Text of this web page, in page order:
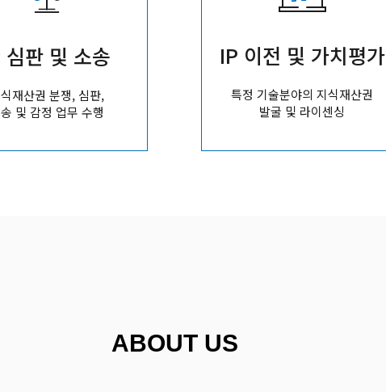
심판 및 소송
재산권 분쟁, 심판,
및 감정 업무 수행
IP 이전 및 가치평가
특정 기술분야의 지식재산권
발굴 및 라이센싱
ABOUT US